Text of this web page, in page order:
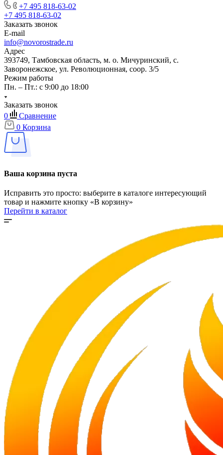
+7 495 818-63-02
+7 495 818-63-02
Заказать звонок
E-mail
info@novorostrade.ru
Адрес
393749, Тамбовская область, м. о. Мичуринский, с.
Заворонежское, ул. Революционная, соор. 3/5
Режим работы
Пн. – Пт.: с 9:00 до 18:00
Заказать звонок
0
Сравнение
0 Корзина
Ваша корзина пуста
Исправить это просто: выберите в каталоге интересующий
товар и нажмите кнопку «В корзину»
Перейти в каталог